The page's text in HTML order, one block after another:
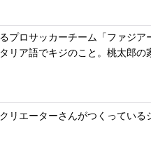
プロサッカーチーム「ファジア
リア語でキジのこと。桃太郎
リエーターさんがつくっている